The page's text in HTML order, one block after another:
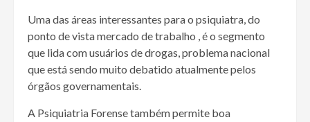
Uma das áreas interessantes para o psiquiatra, do
ponto de vista mercado de trabalho , é o segmento
que lida com usuários de drogas, problema nacional
que está sendo muito debatido atualmente pelos
órgãos governamentais.
A Psiquiatria Forense também permite boa